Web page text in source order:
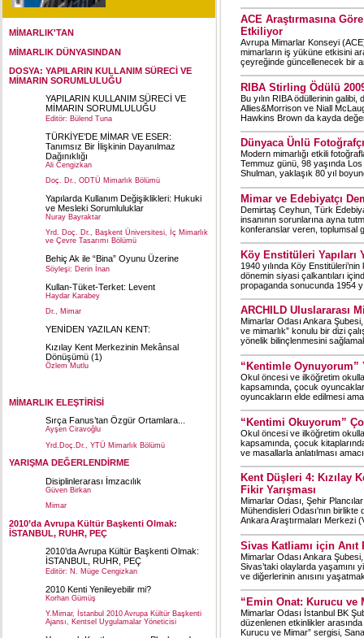
MİMARLIK'TAN
MİMARLIK DÜNYASINDAN
DOSYA: YAPILARIN KULLANIM SÜRECİ VE
MİMARIN SORUMLULUĞU
YAPILARIN KULLANIM SÜRECİ VE
MİMARIN SORUMLULUĞU
Editör: Bülend Tuna
TÜRKİYE’DE MİMAR VE ESER:
Tanımsız Bir İlişkinin Dayanılmaz
Dağınıklığı
Ali Cengizkan
Doç. Dr., ODTÜ Mimarlık Bölümü
Yapılarda Kullanım Değişiklikleri: Hukuki
ve Mesleki Sorumluluklar
Nuray Bayraktar
Yrd. Doç. Dr., Başkent Üniversitesi, İç Mimarlık
ve Çevre Tasarımı Bölümü
Behiç Ak ile “Bina” Oyunu Üzerine
Söyleşi: Derin İnan
Kullan-Tüket-Terket: Levent
Haydar Karabey
Dr., Mimar
YENİDEN YAZILAN KENT:
Kızılay Kent Merkezinin Mekânsal
Dönüşümü (1)
Özlem Mutlu
MİMARLIK ELEŞTİRİSİ
Sırça Fanus’tan Özgür Ortamlara...
Ayşen Ciravoğlu
Yrd.Doç.Dr., YTÜ Mimarlık Bölümü
YARIŞMA DEĞERLENDİRME
Disiplinlerarası İmzacılık
Güven Birkan
Mimar
2010’da Avrupa Kültür Başkenti Olmak:
İSTANBUL, RUHR, PEÇ
2010’da Avrupa Kültür Başkenti Olmak:
İSTANBUL, RUHR, PEÇ
Editör: N. Müge Cengizkan
2010 Kenti Yenileyebilir mi?
Korhan Gümüş
Y.Mimar, İstanbul 2010 Avrupa Kültür Başkenti
Ajansı, Kentsel Uygulamalar Yöneticisi
ACE Araştırmasına
Etkiliyor
Avrupa Mimarlar Konseyi
mimarların iş yüküne etkisini
çeyreğinde güncellenecek bir
RIBA Stirling Ödülü
Bu yılın RIBA ödüllerinin
Allies&Morrison ve Niall
Hawkins Brown da kayda
Dünyaca Ünlü
Modern mimarlığı etkili
Temmuz günü, 98 yaşında Los
Shulman, yaklaşık 80 yıl
Mimar ve Edebiyatçı
Demirtaş Ceyhun, Türk
insanının sorunlarına ayna
konferanslar veren, toplumsal
Köy Enstitüleri Yapıları
1940 yılında Köy
dönemin siyasi çalkantıları
propaganda sonucunda 1954
ARCHILD Uluslararası
Mimarlar Odası Ankara
ve mimarlık” konulu bir dizi
yönelik bilinçlenmesini
“Kentimle Oynuyorum”
Okul öncesi ve ilköğretim
kapsamında, çocuk
oyuncakların elde edilmesi
“Kentimi Okuyorum”
Okul öncesi ve ilköğretim
kapsamında, çocuk
ve masallarla anlatılması
Kent Düşleri 4: Kızılay
Fikir Yarışması
Mimarlar Odası, Şehir
Mühendisleri Odası'nın
Ankara Araştırmaları Merkezi
Sivas Katliamı için Anıt
Mimarlar Odası Ankara
Sivas’taki olaylarda yaşamını
ve diğerlerinin anısını
“Emin Onat: Kurucu ve
Mimarlar Odası İstanbul BK
düzenlenen etkinlikler
Kurucu ve Mimar” sergisi,